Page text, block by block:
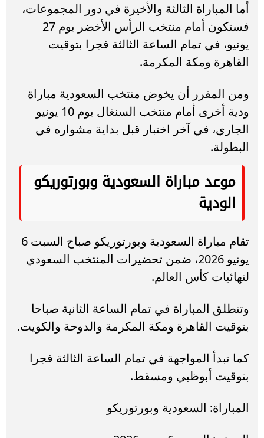
أما المباراة الثالثة والأخيرة في دور المجموعات،
فستكون أمام منتخب الرأس الأخضر يوم 27
يونيو، في تمام الساعة الثالثة فجرا بتوقيت
القاهرة ومكة المكرمة.
ومن المقرر أن يخوض منتخب السعودية مباراة
ودية أخرى أمام منتخب السنغال يوم 10 يونيو
الجاري، في آخر اختبار قبل بداية مشواره في
البطولة.
موعد مباراة السعودية وبورتوريكو
الودية
تقام مباراة السعودية وبورتوريكو صباح السبت 6
يونيو 2026، ضمن تحضيرات المنتخب السعودي
لنهائيات كأس العالم.
وتنطلق المباراة في تمام الساعة الثانية صباحا
بتوقيت القاهرة ومكة المكرمة والدوحة والكويت.
كما تبدأ المواجهة في تمام الساعة الثالثة فجرا
بتوقيت أبوظبي ومسقط.
المباراة: السعودية وبورتوريكو